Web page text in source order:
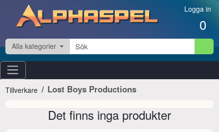
Hoppa till innehåll Logga in
0
Alla kategorier
Tillverkare Lost Boys Productions
Det finns inga produkter